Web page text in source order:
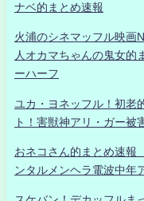
ナベ的まとめ速報
火浦のシネマッフル映画
人オカマちゃんの鬼女的
ーハーフ
ユカ・ヨネッフル！初老
ト！害獣神アリ・ガー被
おネコさん的まとめ速
ンタルメンヘラ電波中年